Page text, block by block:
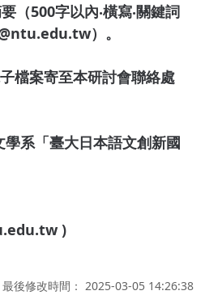
（500字以內‧橫寫‧關鍵詞
）。
檔案寄至本研討會聯絡處
系「臺大日本語文創新國
)
最後修改時間： 2025-03-05 14:26:38